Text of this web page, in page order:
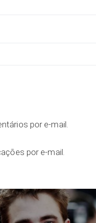
por e-mail.
por e-mail.